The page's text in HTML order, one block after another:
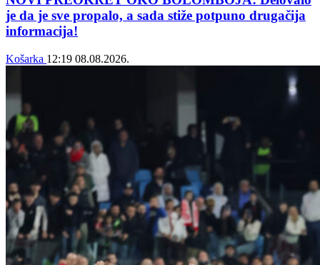
je da je sve propalo, a sada stiže potpuno drugačija
informacija!
Košarka 12:19 08.08.2026.